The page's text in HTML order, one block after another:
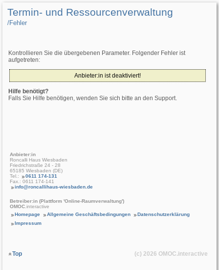
Termin- und Ressourcenverwaltung
/­Fehler
Kontrollieren Sie die übergebenen Parameter. Folgender Fehler ist
aufgetreten:
Anbieter:in ist deaktiviert!
Hilfe benötigt?
Falls Sie Hilfe benötigen, wenden Sie sich bitte an den Support.
Anbieter:in
Roncalli Haus Wiesbaden
Friedrichstraße 24 - 28
65185 Wiesbaden (DE)
Tel.:
0611 174-131
Fax.: 0611 174-141
info@roncallihaus-wiesbaden.de
Betreiber:in (Plattform 'Online-Raumverwaltung')
OMOC .interactive
Homepage
Allgemeine Geschäftsbedingungen
Datenschutzerklärung
Impressum
Top (c) 2026 OMOC.interactive